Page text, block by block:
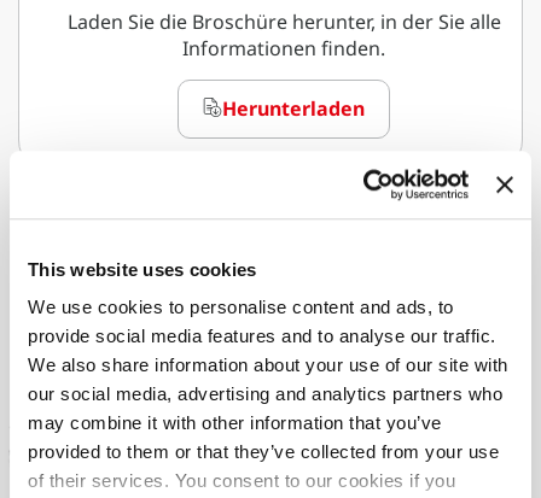
This website uses cookies
We use cookies to personalise content and ads, to
provide social media features and to analyse our traffic.
We also share information about your use of our site with
our social media, advertising and analytics partners who
may combine it with other information that you’ve
provided to them or that they’ve collected from your use
of their services. You consent to our cookies if you
Laden Sie die Broschüre herunter, in der Sie alle
Informationen finden.
Herunterladen